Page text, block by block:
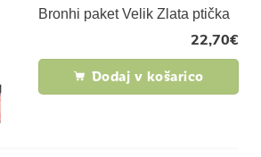
Bronhi paket Velik Zlata ptička
22,70€
Dodaj v košarico